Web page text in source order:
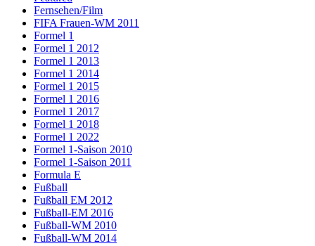
Fernsehen/Film
FIFA Frauen-WM 2011
Formel 1
Formel 1 2012
Formel 1 2013
Formel 1 2014
Formel 1 2015
Formel 1 2016
Formel 1 2017
Formel 1 2018
Formel 1 2022
Formel 1-Saison 2010
Formel 1-Saison 2011
Formula E
Fußball
Fußball EM 2012
Fußball-EM 2016
Fußball-WM 2010
Fußball-WM 2014